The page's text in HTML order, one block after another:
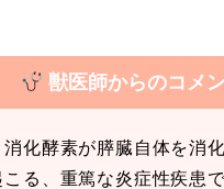
獣医師からのコメ
消化酵素が膵臓自体を消
る、重篤な炎症性疾患で